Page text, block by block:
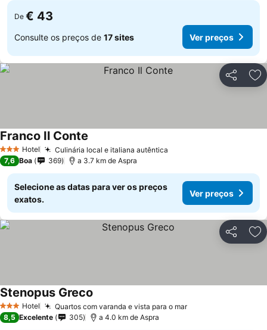
De € 43
Consulte os preços de 17 sites Ver preços
Partilhar
3 EstrelasHotel Culinária local e italiana autêntica
Franco Il Conte
7,6 Boa 369 a 3.7 km de Aspra
Selecione as datas para ver os preços
exatos.
Ver preços
Partilhar
3 EstrelasHotel Quartos com varanda e vista para o mar
Stenopus Greco
8,5 Excelente 305 a 4.0 km de Aspra